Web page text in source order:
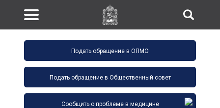
Подать обращение в ОПМО
Подать обращение в Общественный совет
Сообщить о проблеме в медицине